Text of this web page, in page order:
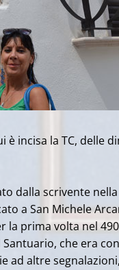
è incisa la TC, delle
dalla scrivente
a San Michele
la prima volta nel
Santuario, che era
ad altre